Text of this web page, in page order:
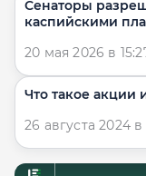
Сенаторы
20 мая 2026 в
Что такое акции
26 августа 2024